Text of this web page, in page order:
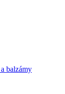
balzámy